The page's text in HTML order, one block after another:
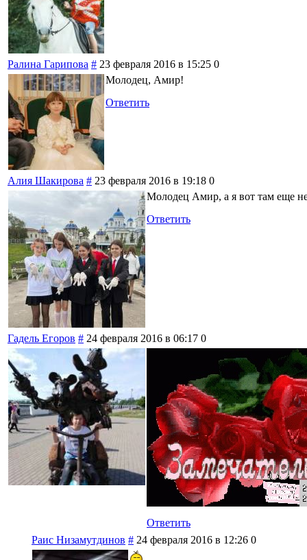
Ралина Гарипова # 23 февраля 2016 в 15:25 0
Молодец, Амир!
Ответить
Алия Шакирова # 23 февраля 2016 в 19:18 0
Молодец Амир, а я вот там еще
Ответить
Гадель Егоров # 24 февраля 2016 в 06:17 0
Ответить
Раис Низамутдинов # 24 февраля 2016 в 12:26 0